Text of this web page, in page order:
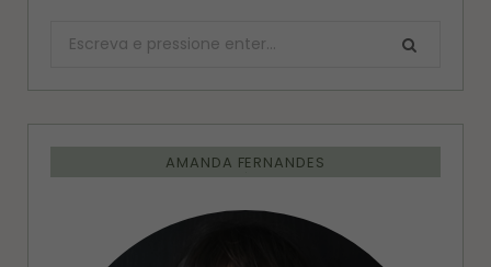
Procurar:
AMANDA FERNANDES